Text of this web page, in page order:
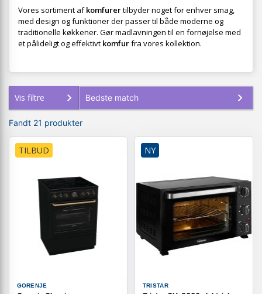
Vores sortiment afkomfurertilbyder noget for enhver smag,
med design og funktioner der passer til både moderne og
traditionelle køkkener. Gør madlavningen til en fornøjelse med
et pålideligt og effektivt komfurfra vores kollektion.
Vis filtre
Fandt 21 produkter
TILBUD
GORENJE
NY
TRISTAR